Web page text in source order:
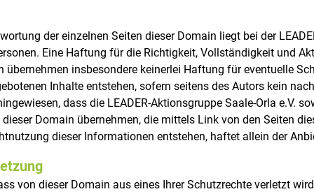
der einzelnen Seiten dieser Domain liegt bei der
Eine Haftung für die Richtigkeit, Vollständigkeit und
übernehmen insbesondere keinerlei Haftung für eventuelle
Inhalte entstehen, sofern seitens des Autors kein
dass die LEADER-Aktionsgruppe Saale-Orla
Domain übernehmen, die mittels Link von den Seiten
dieser Informationen entstehen, haftet allein der
von dieser Domain aus eines Ihrer Schutzrechte verletzt